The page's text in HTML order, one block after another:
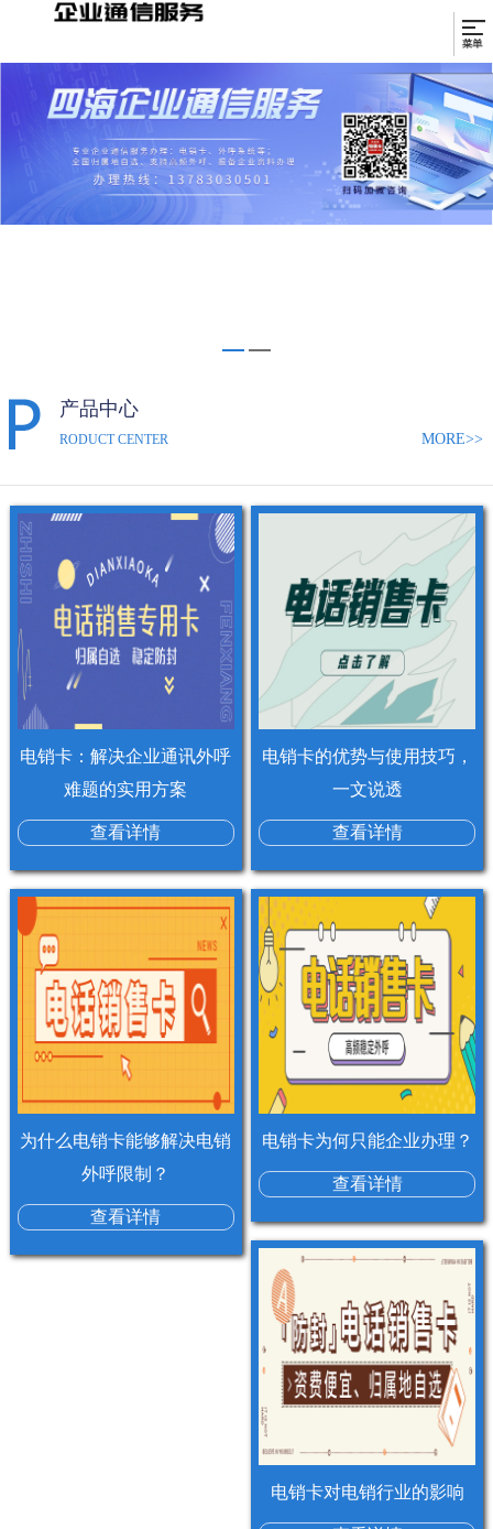
产品中心
RODUCT CENTER MORE>>
电销卡：解决企业通讯外呼
难题的实用方案
查看详情
电销卡的优势与使用技巧，
一文说透
查看详情
为什么电销卡能够解决电销
外呼限制？
查看详情
电销卡为何只能企业办理？
查看详情
电销卡对电销行业的影响